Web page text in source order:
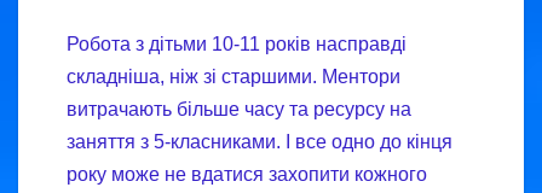
Робота з дітьми 10-11 років насправді
складніша, ніж зі старшими. Ментори
витрачають більше часу та ресурсу на
заняття з 5-класниками. І все одно до кінця
року може не вдатися захопити кожного